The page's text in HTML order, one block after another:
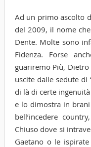
Ad un primo ascolto
del 2009, il nome
Dente. Molte sono
Fidenza. Forse
guariremo Più,
uscite dalle sedute di
di là di certe
e lo dimostra in
bell’incedere
Chiuso dove si
Gaetano o le